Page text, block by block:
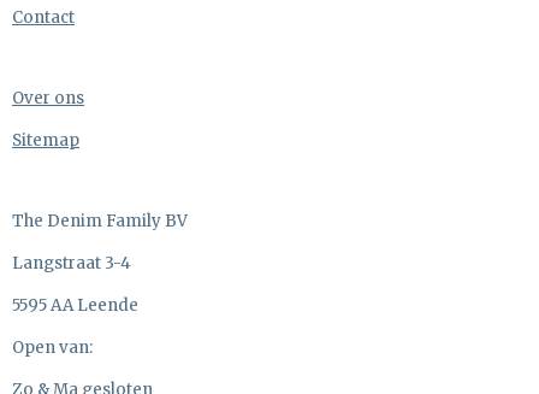
Contact
Over ons
Sitemap
The Denim Family BV
Langstraat 3-4
5595 AA Leende
Open van:
Zo & Ma gesloten